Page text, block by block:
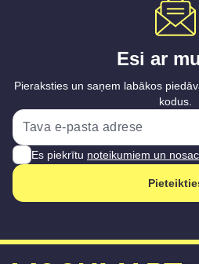
Esi ar
Pieraksties un saņem labākos
kodus.
Es piekrītu noteikumiem un